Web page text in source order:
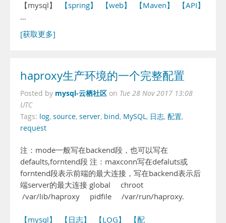
【mysql】
【spring】 【web】 【Maven】 【API】
…
[获取更多]
haproxy生产环境的一个完整配置
Posted by mysql-云栖社区 on Tue 28 Nov 2017 13:08
UTC
Tags: log, source, server, bind, MySQL, 日志, 配置,
request
注：mode一般写在backend段，也可以写在
defaults,forntend段 注：maxconn写在defaluts或
forntend段表示前端的最大连接，写在backend表示后
端server的最大连接 global chroot
/var/lib/haproxy pidfile /var/run/haproxy.
【mysql】 【日志】 【LOG】 【配